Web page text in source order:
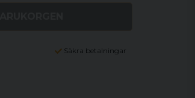
Säkra betalningar